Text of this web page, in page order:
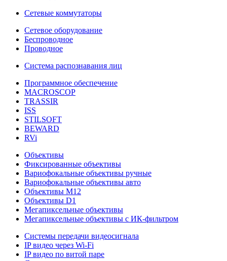
Сетевые коммутаторы
Сетевое оборудование
Беспроводное
Проводное
Система распознавания лиц
Программное обеспечение
MACROSCOP
TRASSIR
ISS
STILSOFT
BEWARD
RVi
Объективы
Фиксированные объективы
Вариофокальные объективы ручные
Вариофокальные объективы авто
Объективы М12
Объективы D1
Мегапиксельные объективы
Мегапиксельные объективы с ИК-фильтром
Системы передачи видеосигнала
IP видео через Wi-Fi
IP видео по витой паре